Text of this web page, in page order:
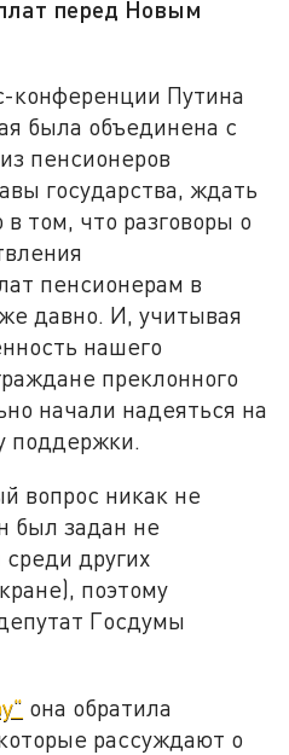
перед Новым
конференции Путина
была объединена с
пенсионеров
государства, ждать
том, что разговоры о
пенсионерам в
давно. И, учитывая
нашего
преклонного
начали надеяться на
поддержки.
вопрос никак не
был задан не
других
поэтому
Госдумы
она обратила
рассуждают о